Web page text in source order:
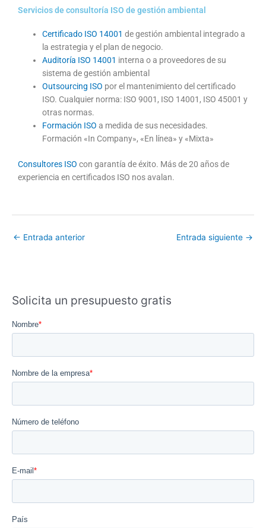
Servicios de consultoría ISO de gestión ambiental
Certificado ISO 14001 de gestión ambiental integrado a
la estrategia y el plan de negocio.
Auditoría ISO 14001 interna o a proveedores de su
sistema de gestión ambiental
Outsourcing ISO por el mantenimiento del certificado
ISO. Cualquier norma: ISO 9001, ISO 14001, ISO 45001 y
otras normas.
Formación ISO a medida de sus necesidades.
Formación «In Company», «En línea» y «Mixta»
Consultores ISO con garantía de éxito. Más de 20 años de
experiencia en certificados ISO nos avalan.
← Entrada anterior Entrada siguiente →
Solicita un presupuesto gratis